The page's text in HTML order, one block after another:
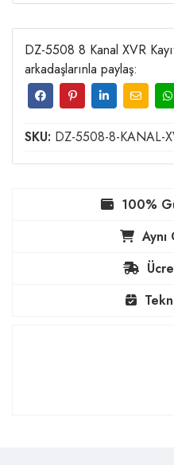
DZ-5508 8 Kanal XVR
arkadaşlarınla paylaş:
SKU: DZ-5508-8-KANAL-
100%